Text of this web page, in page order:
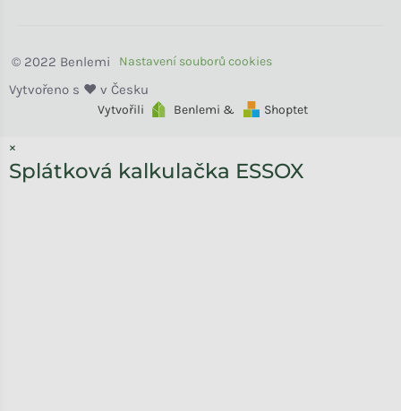
Vytvořili Benlemi & Shoptet
Benlemi
×
Splátková kalkulačka ESSOX